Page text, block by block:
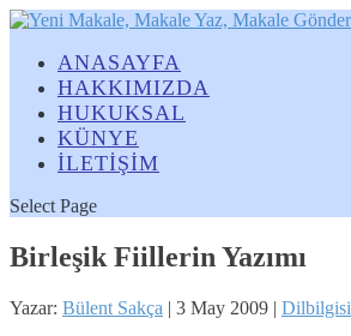
ANASAYFA
HAKKIMIZDA
HUKUKSAL
KÜNYE
İLETİŞİM
Select Page
Birleşik Fiillerin Yazımı
Yazar: Bülent Sakça | 3 May 2009 | Dilbilgisi